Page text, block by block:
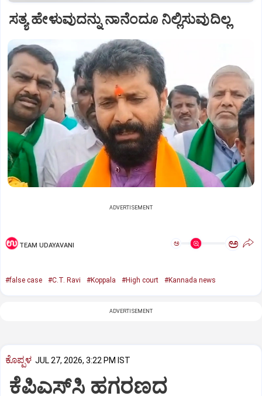
ಸತ್ಯ ಹೇಳುವುದನ್ನು ನಾನೆಂದೂ ನಿಲ್ಲಿಸುವುದಿಲ್ಲ
ADVERTISEMENT
TEAM UDAYAVANI ಅ ಅ
#false case #C.T. Ravi #Koppala #High court #Kannada news
ADVERTISEMENT
ಕೊಪ್ಪಳ JUL 27, 2026, 3:22 PM IST
ಕೆಪಿಎಸ್‌ಸಿ ಹಗರಣದ